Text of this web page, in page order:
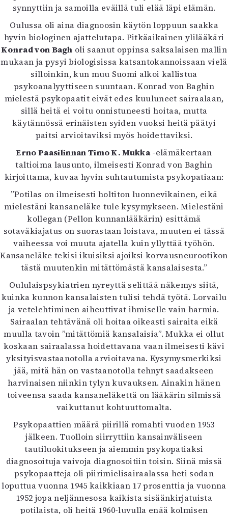
synnyttiin ja samoilla eväillä tuli elää läpi elämän.
Oulussa oli aina diagnoosin käytön loppuun saakka
hyvin biologinen ajattelutapa. Pitkäaikainen ylilääkäri
Konrad von Bagh oli saanut oppinsa saksalaisen mallin
mukaan ja pysyi biologisissa katsantokannoissaan vielä
silloinkin, kun muu Suomi alkoi kallistua
psykoanalyyttiseen suuntaan. Konrad von Baghin
mielestä psykopaatit eivät edes kuuluneet sairaalaan,
sillä heitä ei voitu onnistuneesti hoitaa, mutta
käytännössä erinäisten syiden vuoksi heitä päätyi
paitsi arvioitaviksi myös hoidettaviksi.
Erno Paasilinnan Timo K. Mukka -elämäkertaan
taltioima lausunto, ilmeisesti Konrad von Baghin
kirjoittama, kuvaa hyvin suhtautumista psykopatiaan:
”Potilas on ilmeisesti holtiton luonnevikainen, eikä
mielestäni kansaneläke tule kysymykseen. Mielestäni
kollegan (Pellon kunnanlääkärin) esittämä
sotaväkiajatus on suorastaan loistava, muuten ei tässä
vaiheessa voi muuta ajatella kuin yllyttää työhön.
Kansaneläke tekisi ikuisiksi ajoiksi korvausneurootikon
tästä muutenkin mitättömästä kansalaisesta.”
Oululaispsykiatrien nyreyttä selittää näkemys siitä,
kuinka kunnon kansalaisten tulisi tehdä työtä. Lorvailu
ja vetelehtiminen aiheuttivat ihmiselle vain harmia.
Sairaalan tehtävänä oli hoitaa oikeasti sairaita eikä
muulla tavoin ”mitättömiä kansalaisia”. Mukka ei ollut
koskaan sairaalassa hoidettavana vaan ilmeisesti kävi
yksityisvastaanotolla arvioitavana. Kysymysmerkiksi
jää, mitä hän on vastaanotolla tehnyt saadakseen
harvinaisen niinkin tylyn kuvauksen. Ainakin hänen
toiveensa saada kansaneläkettä on lääkärin silmissä
vaikuttanut kohtuuttomalta.
Psykopaattien määrä piirillä romahti vuoden 1953
jälkeen. Tuolloin siirryttiin kansainväliseen
tautiluokitukseen ja aiemmin psykopatiaksi
diagnosoituja vaivoja diagnosoitiin toisin. Siinä missä
psykopaatteja oli piirimielisairaalassa heti sodan
loputtua vuonna 1945 kaikkiaan 17 prosenttia ja vuonna
1952 jopa neljännesosa kaikista sisäänkirjatuista
potilaista, oli heitä 1960-luvulla enää kolmisen